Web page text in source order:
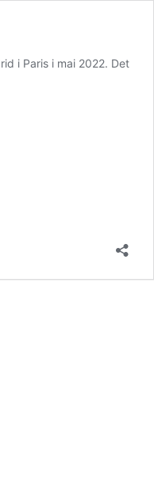
i Paris i mai 2022. Det